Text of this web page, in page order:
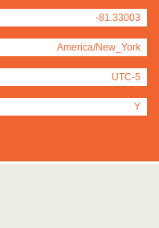
-81.33003
America/New_York
UTC-5
Y